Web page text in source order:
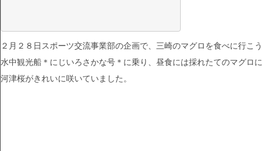
２月２８日スポーツ交流事業部の企画で、三崎のマグロを食べに行こ
水中観光船＊にじいろさかな号＊に乗り、昼食には採れたてのマグロ
河津桜がきれいに咲いていました。